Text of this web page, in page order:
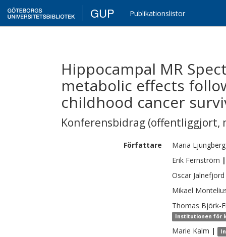
GUP Publikationslistor
Hippocampal MR
metabolic effects
childhood cancer
Konferensbidrag (offentliggjort,
Författare Maria Ljungberg
Erik Fernström |
Oscar Jalnefjord
Mikael
Thomas Björk-
Institutionen för
Marie Kalm |